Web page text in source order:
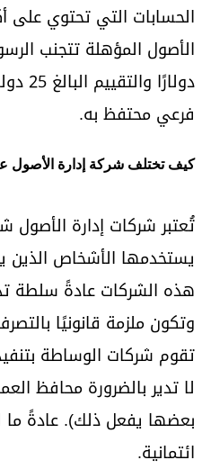
فرعي محتفظ به.
كيف تختلف شركة إدارة الأصول
تُعتبر شركات إدارة الأصول
يستخدمها الأشخاص الذين
هذه الشركات عادةً سلطة
وتكون ملزمة قانونيًا
تقوم شركات الوساطة
لا تدير بالضرورة محافظ
بعضها يفعل ذلك). عادةً
ائتمانية.